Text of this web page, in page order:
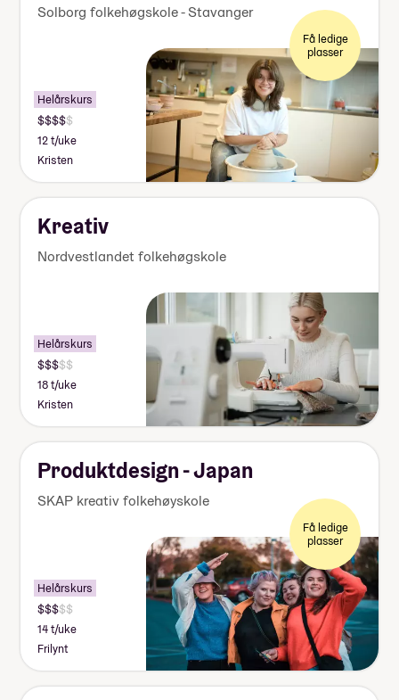
Solborg folkehøgskole - Stavanger
Få ledige
plasser
Helårskurs
12 t/uke
Kristen
Kreativ
Nordvestlandet folkehøgskole
Helårskurs
18 t/uke
Kristen
Produktdesign - Japan
SKAP kreativ folkehøyskole
Få ledige
plasser
Helårskurs
14 t/uke
Frilynt